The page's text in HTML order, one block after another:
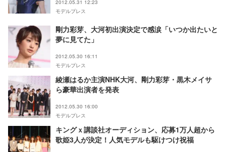
2012.05.31 12:23
モデルプレス
剛力彩芽、大河初出演決定で感涙「いつか出たいと
夢に見てた」
2012.05.30 16:11
モデルプレス
綾瀬はるか主演NHK大河、剛力彩芽・黒木メイサ
ら豪華出演者を発表
2012.05.30 16:00
モデルプレス
キングｘ講談社オーディション、応募1万人超から
歌姫3人が決定！人気モデルも駆けつけ祝福